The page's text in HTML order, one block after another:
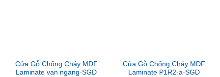
Cửa Gỗ Chống Cháy MDF
Laminate van ngang-SGD
Cửa Gỗ Chống Cháy MDF
Laminate P1R2-a-SGD